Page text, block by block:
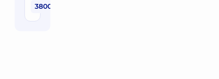
3800 грн